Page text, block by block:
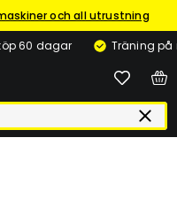
och all utrustning
60 dagar Träning på